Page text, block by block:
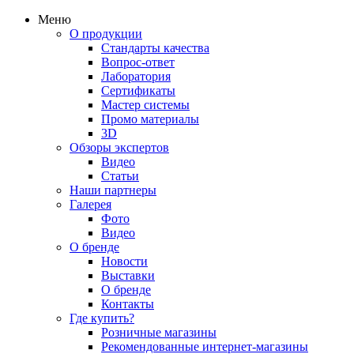
Меню
О продукции
Стандарты качества
Вопрос-ответ
Лаборатория
Сертификаты
Мастер системы
Промо материалы
3D
Обзоры экспертов
Видео
Статьи
Наши партнеры
Галерея
Фото
Видео
О бренде
Новости
Выставки
О бренде
Контакты
Где купить?
Розничные магазины
Рекомендованные интернет-магазины